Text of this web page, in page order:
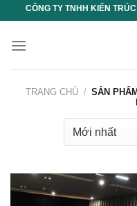
Chuyển
nội
CÔNG TY TNHH KIẾN
TRANG CHỦ / SẢN